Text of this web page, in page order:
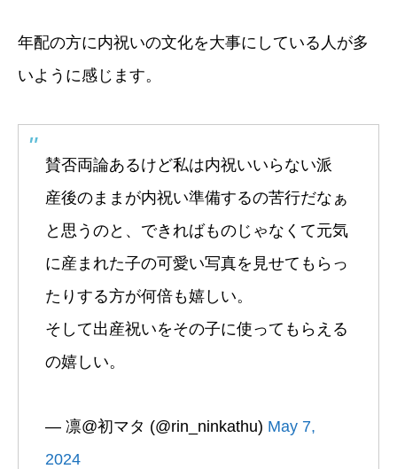
年配の方に内祝いの文化を大事にしている人が多
いように感じます。
賛否両論あるけど私は内祝いいらない派
産後のままが内祝い準備するの苦行だなぁ
と思うのと、できればものじゃなくて元気
に産まれた子の可愛い写真を見せてもらっ
たりする方が何倍も嬉しい。
そして出産祝いをその子に使ってもらえる
の嬉しい。
— 凛@初マタ (@rin_ninkathu) May 7,
2024